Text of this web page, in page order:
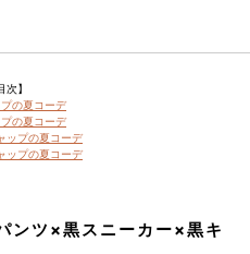
次】
の夏コーデ
の夏コーデ
ップの夏コーデ
ップの夏コーデ
ンツ×黒スニーカー×黒キ